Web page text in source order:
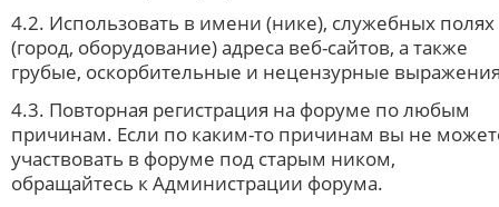
4.2. Использовать в имени (нике), служебных полях
(город, оборудование) адреса веб-сайтов, а также
грубые, оскорбительные и нецензурные
4.3. Повторная регистрация на форуме по любым
причинам. Если по каким-то причинам вы не
участвовать в форуме под старым ником,
обращайтесь к Администрации форума.